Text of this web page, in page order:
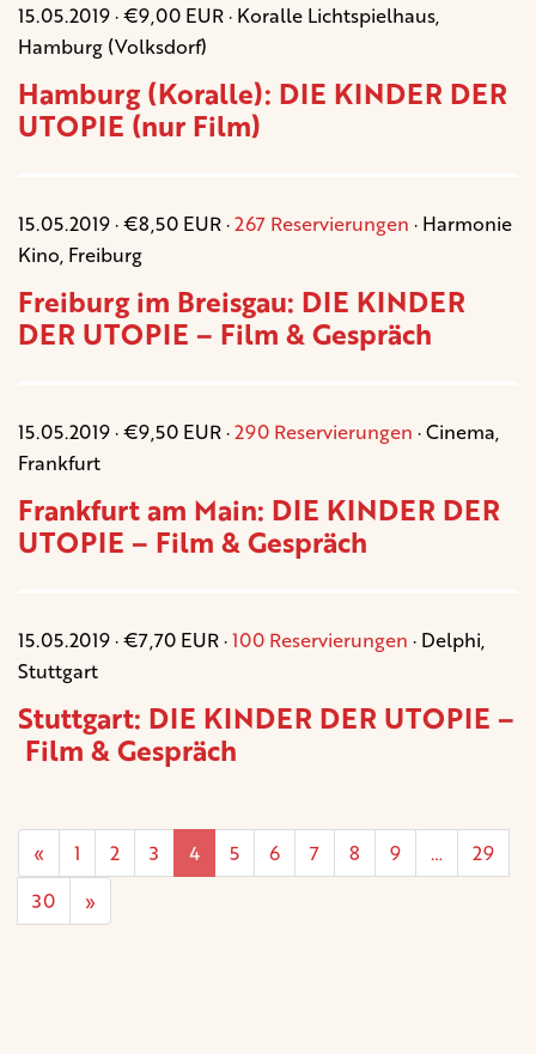
15.05.2019 · €9,00 EUR · Koralle Lichtspielhaus,
Hamburg (Volksdorf)
Hamburg (Koralle): DIE KINDER DER
UTOPIE (nur Film)
15.05.2019 · €8,50 EUR ·267 Reservierungen · Harmonie
Kino, Freiburg
Freiburg im Breisgau: DIE KINDER
DER UTOPIE – Film & Gespräch
15.05.2019 · €9,50 EUR ·290 Reservierungen · Cinema,
Frankfurt
Frankfurt am Main: DIE KINDER DER
UTOPIE – Film & Gespräch
15.05.2019 · €7,70 EUR ·100 Reservierungen · Delphi,
Stuttgart
Stuttgart: DIE KINDER DER UTOPIE –
Film & Gespräch
« 1 2 3 4 5 6 7 8 9 …
29
30
»